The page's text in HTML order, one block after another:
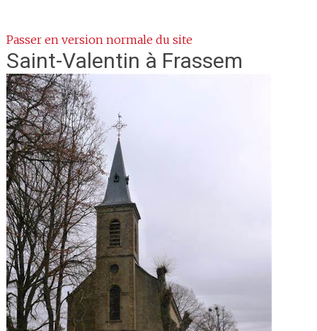
Passer en version normale du site
Saint-Valentin à Frassem